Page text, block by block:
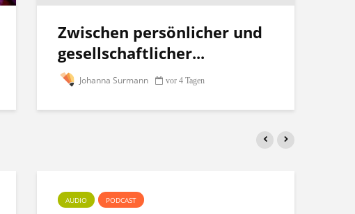
Zwischen persönlicher und
gesellschaftlicher...
Johanna Surmann vor 4 Tagen
AUDIO PODCAST